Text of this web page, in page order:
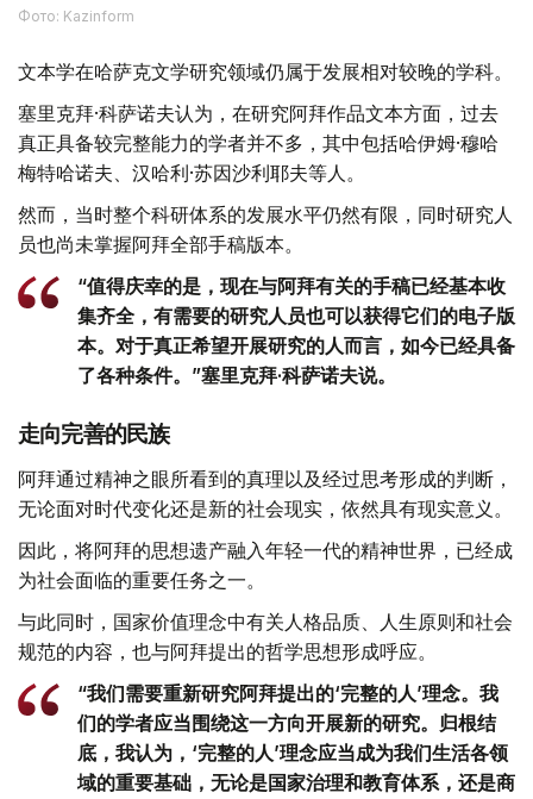
Фото: Kazinform
文本学在哈萨克文学研究领域仍属于发展相对较晚的学科。
塞里克拜·科萨诺夫认为，在研究阿拜作品文本方面，过去
真正具备较完整能力的学者并不多，其中包括哈伊姆·穆哈
梅特哈诺夫、汉哈利·苏因沙利耶夫等人。
然而，当时整个科研体系的发展水平仍然有限，同时研究人
员也尚未掌握阿拜全部手稿版本。
“值得庆幸的是，现在与阿拜有关的手稿已经基本收
集齐全，有需要的研究人员也可以获得它们的电子版
本。对于真正希望开展研究的人而言，如今已经具备
了各种条件。”塞里克拜·科萨诺夫说。
走向完善的民族
阿拜通过精神之眼所看到的真理以及经过思考形成的判断，
无论面对时代变化还是新的社会现实，依然具有现实意义。
因此，将阿拜的思想遗产融入年轻一代的精神世界，已经成
为社会面临的重要任务之一。
与此同时，国家价值理念中有关人格品质、人生原则和社会
规范的内容，也与阿拜提出的哲学思想形成呼应。
“我们需要重新研究阿拜提出的‘完整的人’理念。我
们的学者应当围绕这一方向开展新的研究。归根结
底，我认为，‘完整的人’理念应当成为我们生活各领
域的重要基础，无论是国家治理和教育体系，还是商